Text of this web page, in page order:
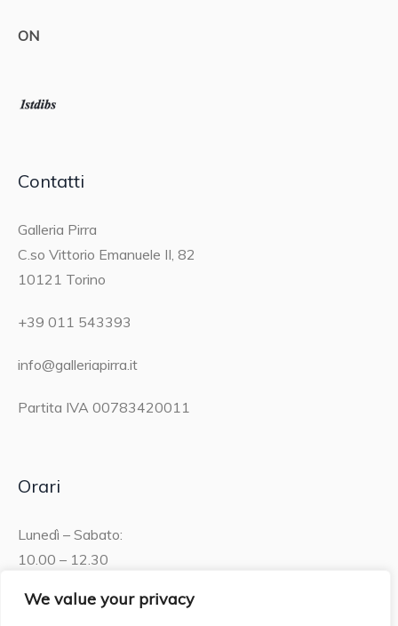
We value your privacy
ON
Contatti
Galleria Pirra
C.so Vittorio Emanuele II, 82
10121 Torino
+39 011 543393
info@galleriapirra.it
Partita IVA 00783420011
Orari
Lunedì – Sabato:
10.00 – 12.30
15.30 – 19.00